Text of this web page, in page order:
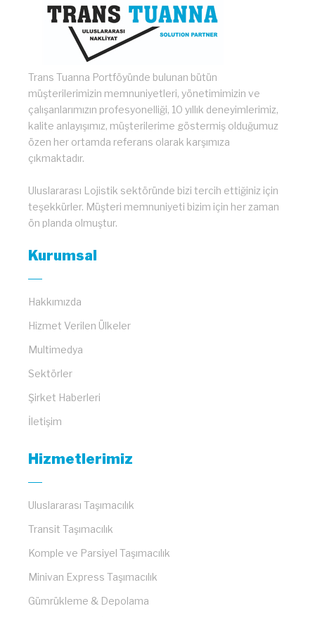
Trans Tuanna Portföyünde bulunan bütün
müşterilerimizin memnuniyetleri, yönetimimizin ve
çalışanlarımızın profesyonelliği, 10 yıllık deneyimlerimiz,
kalite anlayışımız, müşterilerime göstermiş olduğumuz
özen her ortamda referans olarak karşımıza
çıkmaktadır.
Uluslararası Lojistik sektöründe bizi tercih ettiğiniz için
teşekkürler. Müşteri memnuniyeti bizim için her zaman
ön planda olmuştur.
Kurumsal
Hakkımızda
Hizmet Verilen Ülkeler
Multimedya
Sektörler
Şirket Haberleri
İletişim
Hizmetlerimiz
Uluslararası Taşımacılık
Transit Taşımacılık
Komple ve Parsiyel Taşımacılık
Minivan Express Taşımacılık
Gümrükleme & Depolama